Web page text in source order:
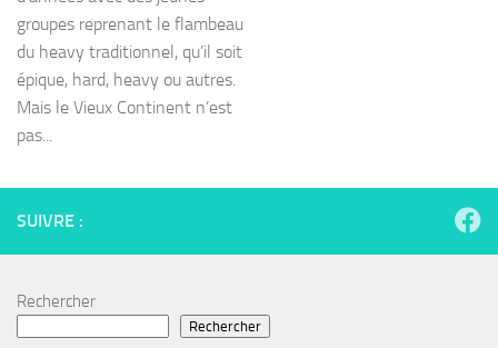
groupes reprenant le flambeau
du heavy traditionnel, qu’il soit
épique, hard, heavy ou autres.
Mais le Vieux Continent n’est
pas...
SUIVRE :
Rechercher
Rechercher